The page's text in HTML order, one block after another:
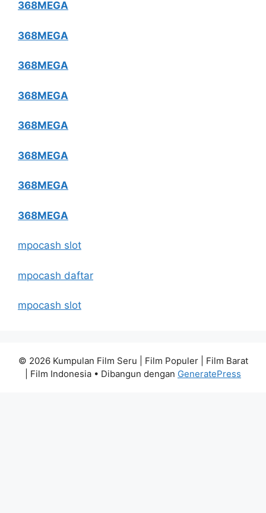
368MEGA
368MEGA
368MEGA
368MEGA
368MEGA
368MEGA
368MEGA
368MEGA
mpocash slot
mpocash daftar
mpocash slot
© 2026 Kumpulan Film Seru | Film Populer | Film Barat
| Film Indonesia • Dibangun dengan GeneratePress